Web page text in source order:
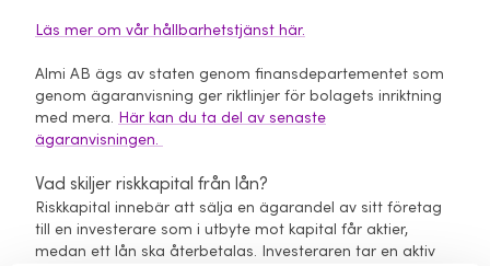
Läs mer om vår hållbarhetstjänst här.
Almi AB ägs av staten genom finansdepartementet som
genom ägaranvisning ger riktlinjer för bolagets inriktning
med mera. Här kan du ta del av senaste
ägaranvisningen.
Vad skiljer riskkapital från lån?
Riskkapital innebär att sälja en ägarandel av sitt företag
till en investerare som i utbyte mot kapital får aktier,
medan ett lån ska återbetalas. Investeraren tar en aktiv